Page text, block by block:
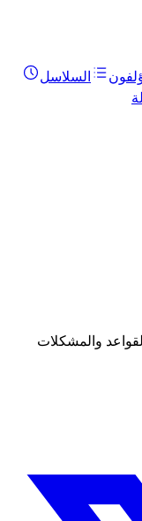
السلاسل
والمشكلات